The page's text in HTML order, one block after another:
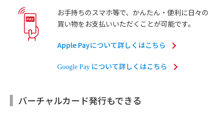
お手持ちのスマホ等で、かんたん・便利に日々の
買い物をお支払いいただくことが可能です。
Apple Payについて詳しくはこちら
Google Pay について詳しくはこちら
バーチャルカード発行もできる